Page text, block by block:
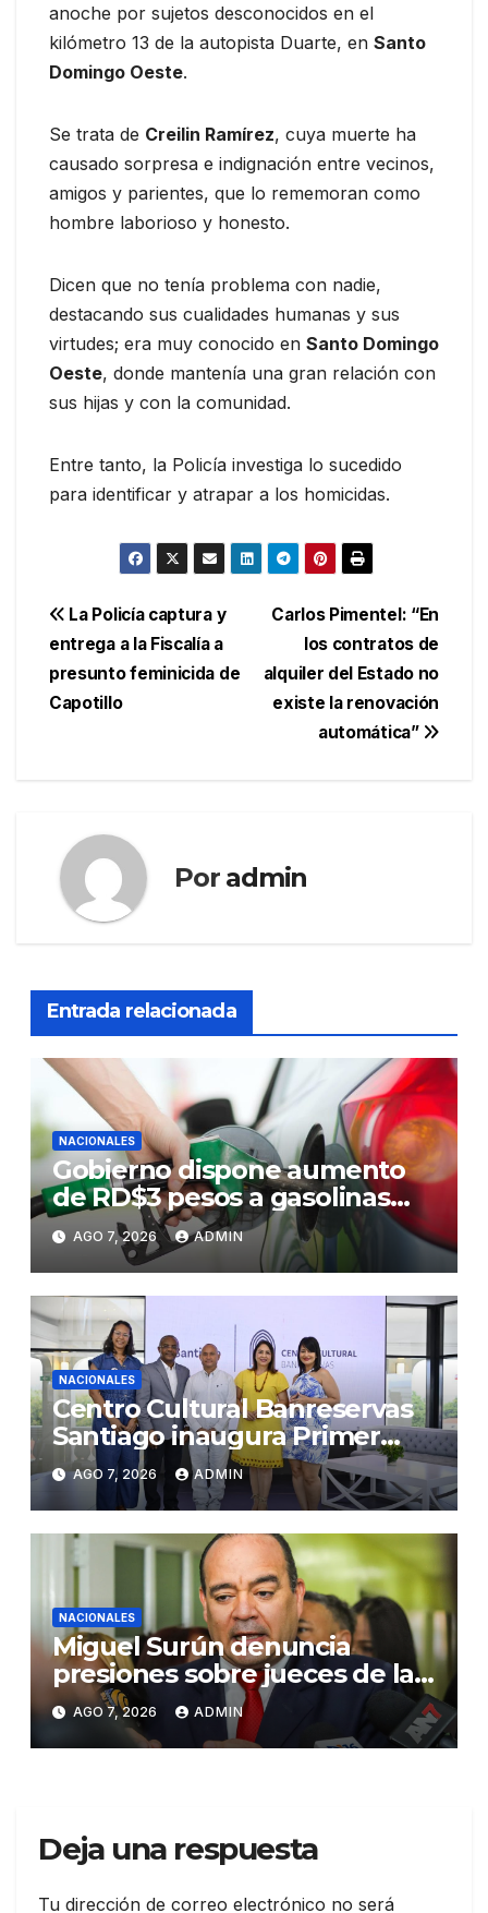
anoche por sujetos desconocidos en el
kilómetro 13 de la autopista Duarte, en Santo
Domingo Oeste.
Se trata de Creilin Ramírez, cuya muerte ha
causado sorpresa e indignación entre vecinos,
amigos y parientes, que lo rememoran como
hombre laborioso y honesto.
Dicen que no tenía problema con nadie,
destacando sus cualidades humanas y sus
virtudes; era muy conocido en Santo Domingo
Oeste, donde mantenía una gran relación con
sus hijas y con la comunidad.
Entre tanto, la Policía investiga lo sucedido
para identificar y atrapar a los homicidas.
Navegación
de
entradas
Carlos Pimentel: “En
los contratos de
alquiler del Estado no
existe la renovación
automática”
La Policía captura y
entrega a la Fiscalía a
presunto feminicida de
Capotillo
Por admin
Entrada relacionada
NACIONALES
Gobierno dispone aumento
de RD$3 pesos a gasolinas
premium y regular
AGO 7, 2026 ADMIN
NACIONALES
Centro Cultural Banreservas
Santiago inaugura Primer
Congreso de Artesanos de
Santiago
AGO 7, 2026 ADMIN
NACIONALES
Miguel Surún denuncia
presiones sobre jueces de la
Suprema Corte de Justicia
AGO 7, 2026 ADMIN
Deja una respuesta
Tu dirección de correo electrónico no será